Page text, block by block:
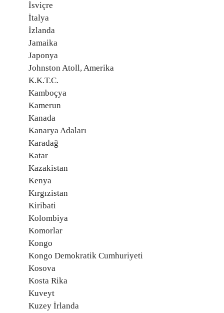
İsviçre
İtalya
İzlanda
Jamaika
Japonya
Johnston Atoll, Amerika
K.K.T.C.
Kamboçya
Kamerun
Kanada
Kanarya Adaları
Karadağ
Katar
Kazakistan
Kenya
Kırgızistan
Kiribati
Kolombiya
Komorlar
Kongo
Kongo Demokratik Cumhuriyeti
Kosova
Kosta Rika
Kuveyt
Kuzey İrlanda